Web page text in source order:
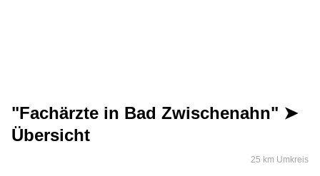
"Fachärzte in Bad Zwischenahn" ➤
Übersicht
25 km Umkreis